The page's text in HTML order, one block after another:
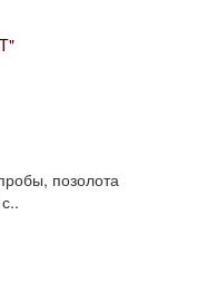
позолота